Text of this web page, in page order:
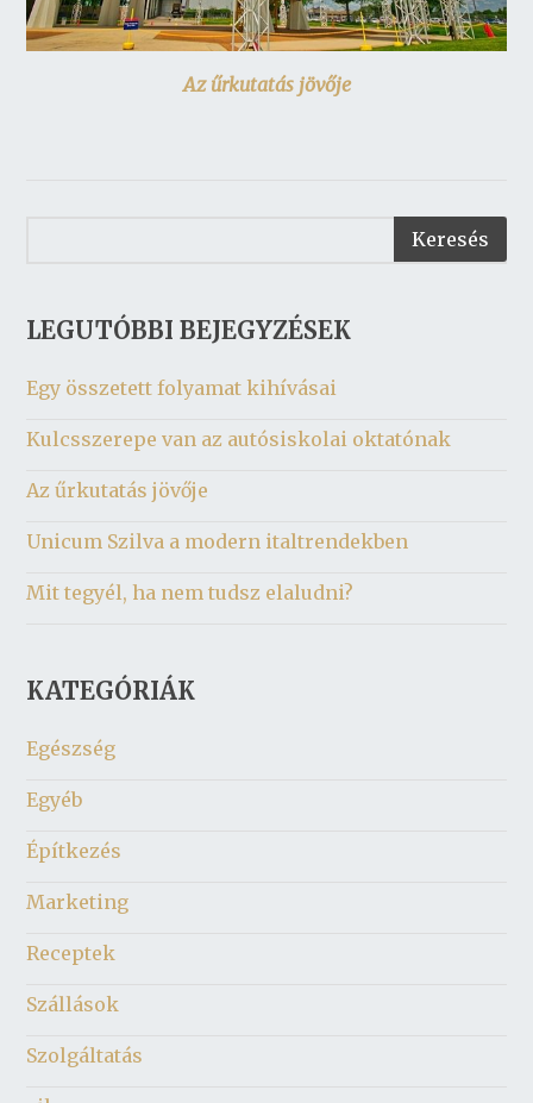
Az űrkutatás jövője
LEGUTÓBBI BEJEGYZÉSEK
Egy összetett folyamat kihívásai
Kulcsszerepe van az autósiskolai oktatónak
Az űrkutatás jövője
Unicum Szilva a modern italtrendekben
Mit tegyél, ha nem tudsz elaludni?
KATEGÓRIÁK
Egészség
Egyéb
Építkezés
Marketing
Receptek
Szállások
Szolgáltatás